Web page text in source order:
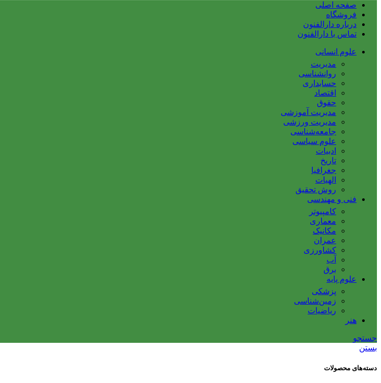
صفحه اصلی
فروشگاه
درباره دارالفنون
تماس با دارالفنون
علوم انسانی
مدیریت
روانشناسی
حسابداری
اقتصاد
حقوق
مدیریت آموزشی
مدیریت ورزشی
جامعه‌شناسی
علوم سیاسی
ادبیات
تاریخ
جغرافیا
الهیات
روش تحقیق
فنی و مهندسی
کامپیوتر
معماری
مکانیک
عمران
کشاورزی
آب
برق
علوم پایه
پزشکی
زمین‌شناسی
ریاضیات
هنر
جستجو
بستن
دسته‌های محصولات